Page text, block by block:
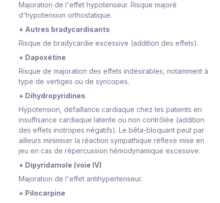
Majoration de l'effet hypotenseur. Risque majoré
d'hypotension orthostatique.
+ Autres bradycardisants
Risque de bradycardie excessive (addition des effets).
+ Dapoxétine
Risque de majoration des effets indésirables, notamment à
type de vertiges ou de syncopes.
+ Dihydropyridines
Hypotension, défaillance cardiaque chez les patients en
insuffisance cardiaque latente ou non contrôlée (addition
des effets inotropes négatifs). Le bêta-bloquant peut par
ailleurs minimiser la réaction sympathique réflexe mise en
jeu en cas de répercussion hémodynamique excessive.
+ Dipyridamole (voie IV)
Majoration de l'effet antihypertenseur.
+ Pilocarpine